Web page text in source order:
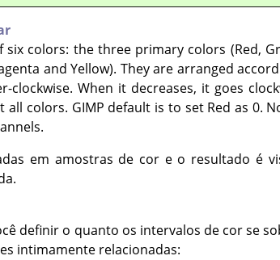
six colors: the three primary colors (Red,
and Yellow). They are arranged
clockwise. When it decreases, it goes
all colors. GIMP default is to set Red as 0.
em amostras de cor e o resultado é
definir o quanto os intervalos de cor se
intimamente relacionadas: